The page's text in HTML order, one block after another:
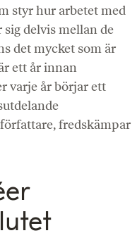
styr hur arbetet med
delvis mellan de
det mycket som är
ett år innan
varje år börjar ett
fredskämpar